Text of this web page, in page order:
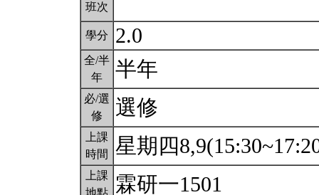
班次
學分 2.0
全/半
年
半年
必/選
修
選修
上課
時間
星期四
上課
地點
霖研一1501